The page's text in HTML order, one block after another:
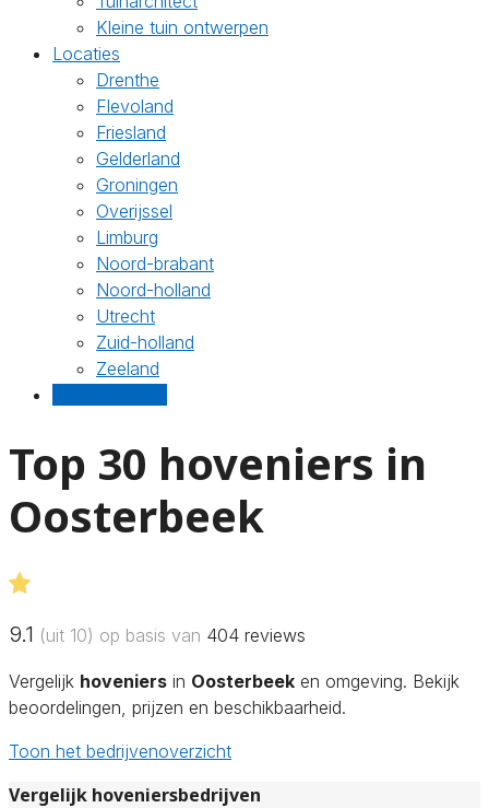
Kleine tuin ontwerpen
Locaties
Drenthe
Flevoland
Friesland
Gelderland
Groningen
Overijssel
Limburg
Noord-brabant
Noord-holland
Utrecht
Zuid-holland
Zeeland
Top 30 hoveniers in
Oosterbeek
9.1 (uit 10) op basis van 404 reviews
Vergelijk hoveniers in Oosterbeek en omgeving. Bekijk
beoordelingen, prijzen en beschikbaarheid.
Toon het bedrijvenoverzicht
Vergelijk hoveniersbedrijven